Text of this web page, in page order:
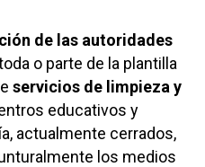
de las autoridades
o parte de la plantilla
servicios de limpieza y
educativos y
actualmente cerrados,
los medios